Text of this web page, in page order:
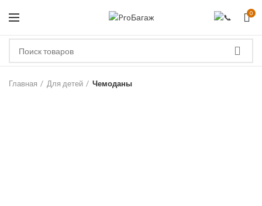
0
Главная Для детей Чемоданы